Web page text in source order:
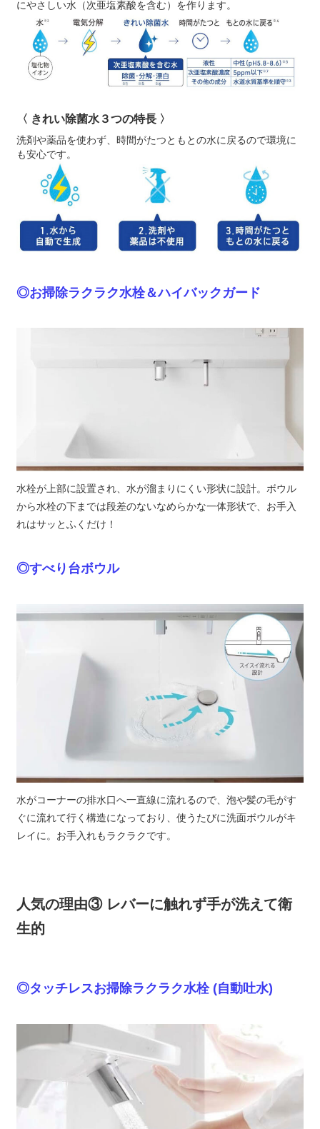
にやさしい水（次亜塩素酸を含む）を作ります。
〈 きれい除菌水３つの特長 〉
洗剤や薬品を使わず、時間がたつともとの水に戻るので環境に
も安心です。
◎お掃除ラクラク水栓＆ハイバックガード
水栓が上部に設置され、水が溜まりにくい形状に設計。ボウル
から水栓の下までは段差のないなめらかな一体形状で、お手入
れはサッとふくだけ！
◎すべり台ボウル
水がコーナーの排水口へ一直線に流れるので、泡や髪の毛がす
ぐに流れて行く構造になっており、使うたびに洗面ボウルがキ
レイに。お手入れもラクラクです。
人気の理由③ レバーに触れず手が洗えて衛
生的
◎タッチレスお掃除ラクラク水栓 (自動吐水)